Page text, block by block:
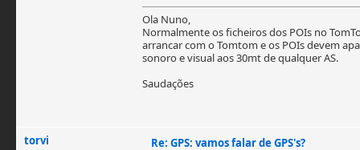
Ola Nuno,
Normalmente os ficheiros dos POIs no
arrancar com o Tomtom e os POIs devem
sonoro e visual aos 30mt de qualquer AS.
Saudações
torvi
Re: GPS: vamos falar de GPS's?